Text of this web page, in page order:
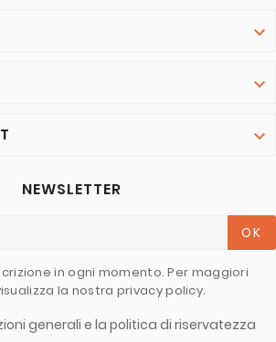



NEWSLETTER
OK
in ogni momento. Per maggiori
la nostra privacy policy.
generali e la politica di riservatezza